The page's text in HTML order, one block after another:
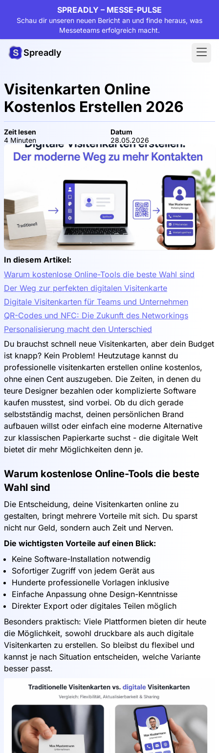
SPREADLY – MESSE-PULSE
Schau dir unseren neuen Bericht an und finde heraus, was
Messeteams erfolgreich macht.
Spreadly
Visitenkarten Online
Kostenlos Erstellen 2026
Zeit lesen
4 Minuten
Datum
28.05.2026
In diesem Artikel:
Warum kostenlose Online-Tools die beste Wahl sind
Der Weg zur perfekten digitalen Visitenkarte
Digitale Visitenkarten für Teams und Unternehmen
QR-Codes und NFC: Die Zukunft des Networkings
Personalisierung macht den Unterschied
Du brauchst schnell neue Visitenkarten, aber dein Budget
ist knapp? Kein Problem! Heutzutage kannst du
professionelle visitenkarten erstellen online kostenlos,
ohne einen Cent auszugeben. Die Zeiten, in denen du
teure Designer bezahlen oder komplizierte Software
kaufen musstest, sind vorbei. Ob du dich gerade
selbstständig machst, deinen persönlichen Brand
aufbauen willst oder einfach eine moderne Alternative
zur klassischen Papierkarte suchst - die digitale Welt
bietet dir mehr Möglichkeiten denn je.
Warum kostenlose Online-Tools die beste
Wahl sind
Die Entscheidung, deine Visitenkarten online zu
gestalten, bringt mehrere Vorteile mit sich. Du sparst
nicht nur Geld, sondern auch Zeit und Nerven.
Die wichtigsten Vorteile auf einen Blick:
Keine Software-Installation notwendig
Sofortiger Zugriff von jedem Gerät aus
Hunderte professionelle Vorlagen inklusive
Einfache Anpassung ohne Design-Kenntnisse
Direkter Export oder digitales Teilen möglich
Besonders praktisch: Viele Plattformen bieten dir heute
die Möglichkeit, sowohl druckbare als auch digitale
Visitenkarten zu erstellen. So bleibst du flexibel und
kannst je nach Situation entscheiden, welche Variante
besser passt.